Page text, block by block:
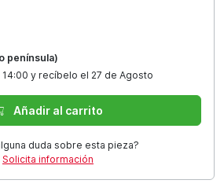
península)
y recíbelo el 27 de Agosto
Añadir al carrito
duda sobre esta pieza?
Solicita información